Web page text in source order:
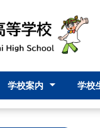
学校案内
校長挨拶
内規
学校要覧
学校評価
学校評議員
グランドデザイン
スクールミッション
学校紹介VTR
学校パンフレット
学校
学校
部活
校時